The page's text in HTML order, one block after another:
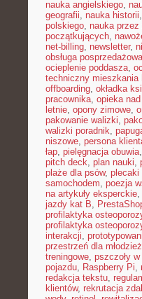
nauka angielskiego,
geografii, nauka historii,
polskiego, nauka przez
początkujących,
net-billing, newsletter,
obsługa posprzedażowa
ocieplenie poddasza,
techniczny mieszkania
offboarding, okładka
pracownika, opieka
letnie, opony zimowe,
pakowanie walizki,
walizki poradnik,
niszowe, persona
łap, pielęgnacja obuwia,
pitch deck, plan nauki,
plaże dla psów, plecaki
samochodem, poezja
na artykuły eksperckie,
jazdy kat B,
profilaktyka
profilaktyka
interakcji,
przestrzeń dla
treningowe, pszczoły
pojazdu, Raspberry Pi,
redakcja tekstu,
klientów, rekrutacja